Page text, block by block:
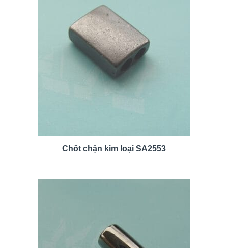
Chốt chặn kim loại SA2553